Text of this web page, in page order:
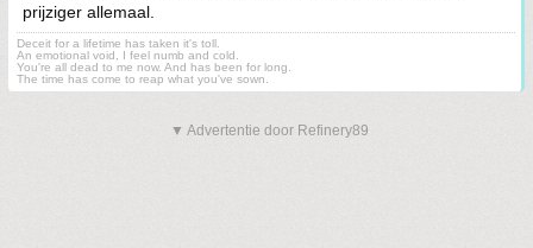
prijziger allemaal.
Deceit for a lifetime has taken it's toll.
An emotional void, I feel numb and cold.
You're all dead to me now. And has been for long.
The time has come to reap what you've sown.
▼ Advertentie door Refinery89